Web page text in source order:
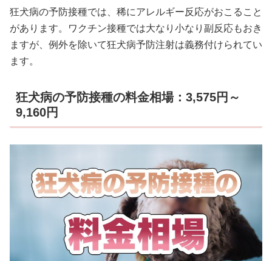
狂犬病の予防接種では、稀にアレルギー反応がおこること
があります。ワクチン接種では大なり小なり副反応もおき
ますが、例外を除いて狂犬病予防注射は義務付けられてい
ます。
狂犬病の予防接種の料金相場：3,575円～
9,160円